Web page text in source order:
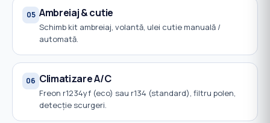
05 Ambreiaj & cutie
Schimb kit ambreiaj, volantă, ulei cutie manuală /
automată.
06 Climatizare A/C
Freon r1234yf (eco) sau r134 (standard), filtru polen,
detecție scurgeri.